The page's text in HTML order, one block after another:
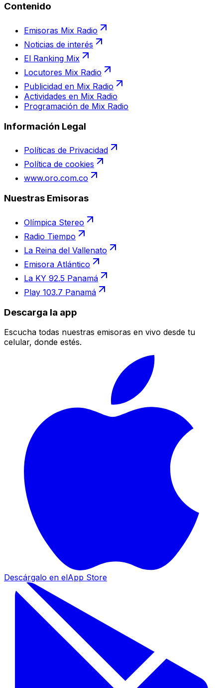
Contenido
Emisoras Mix Radio
Noticias de interés
El Ranking Mix
Locutores Mix Radio
Publicidad en Mix Radio
Actividades en Mix Radio
Programación de Mix Radio
Información Legal
Políticas de Privacidad
Política de cookies
www.oro.com.co
Nuestras Emisoras
Olímpica Stereo
Radio Tiempo
La Reina del Vallenato
Emisora Atlántico
La KY 92.5 Panamá
Play 103.7 Panamá
Descarga la app
Escucha todas nuestras emisoras en vivo desde tu
celular, donde estés.
Descárgalo en elApp Store